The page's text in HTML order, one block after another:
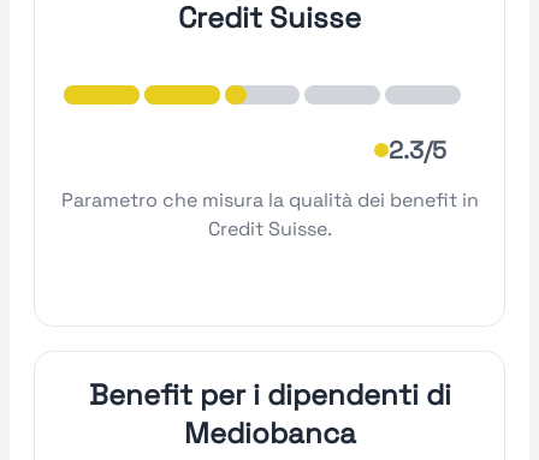
Credit Suisse
2.3/5
Parametro che misura la qualità dei benefit in
Credit Suisse.
Benefit per i dipendenti di
Mediobanca